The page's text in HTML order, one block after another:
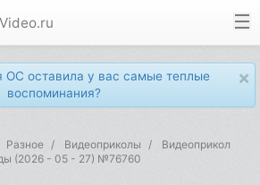
×
ОС оставила у вас самые теплые
воспоминания?
Разное Видеоприколы
Видеоприкол
(2026 - 05 - 27) №76760